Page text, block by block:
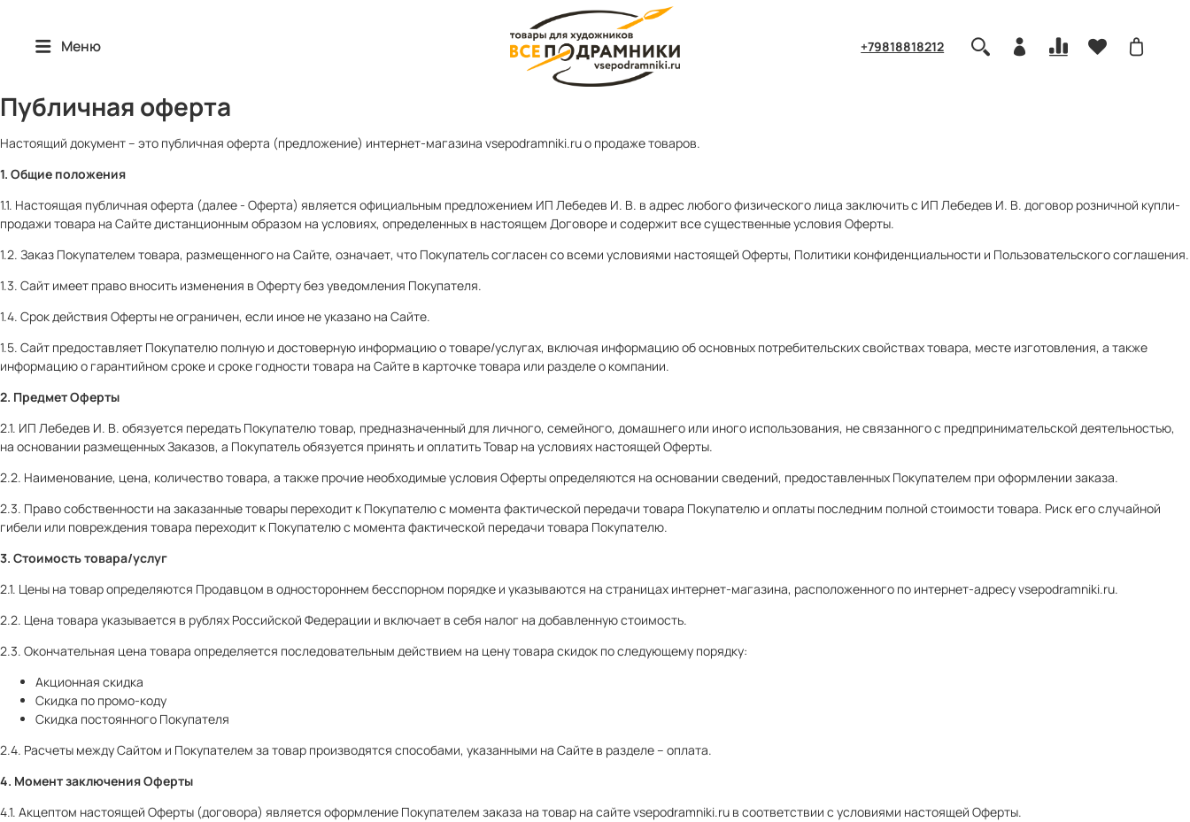
Меню +79818818212
Публичная оферта
Настоящий документ – это публичная оферта (предложение) интернет-магазина vsepodramniki.ru о продаже товаров.
1. Общие положения
1.1. Настоящая публичная оферта (далее - Оферта) является официальным предложением ИП Лебедев И. В. в адрес любого физического лица заключить с ИП Лебедев И. В. договор розничной купли-
продажи товара на Сайте дистанционным образом на условиях, определенных в настоящем Договоре и содержит все существенные условия Оферты.
1.2. Заказ Покупателем товара, размещенного на Сайте, означает, что Покупатель согласен со всеми условиями настоящей Оферты, Политики конфиденциальности и Пользовательского соглашения.
1.3. Сайт имеет право вносить изменения в Оферту без уведомления Покупателя.
1.4. Срок действия Оферты не ограничен, если иное не указано на Сайте.
1.5. Сайт предоставляет Покупателю полную и достоверную информацию о товаре/услугах, включая информацию об основных потребительских свойствах товара, месте изготовления, а также
информацию о гарантийном сроке и сроке годности товара на Сайте в карточке товара или разделе о компании.
2. Предмет Оферты
2.1. ИП Лебедев И. В. обязуется передать Покупателю товар, предназначенный для личного, семейного, домашнего или иного использования, не связанного с предпринимательской деятельностью,
на основании размещенных Заказов, а Покупатель обязуется принять и оплатить Товар на условиях настоящей Оферты.
2.2. Наименование, цена, количество товара, а также прочие необходимые условия Оферты определяются на основании сведений, предоставленных Покупателем при оформлении заказа.
2.3. Право собственности на заказанные товары переходит к Покупателю с момента фактической передачи товара Покупателю и оплаты последним полной стоимости товара. Риск его случайной
гибели или повреждения товара переходит к Покупателю с момента фактической передачи товара Покупателю.
3. Стоимость товара/услуг
2.1. Цены на товар определяются Продавцом в одностороннем бесспорном порядке и указываются на страницах интернет-магазина, расположенного по интернет-адресу vsepodramniki.ru.
2.2. Цена товара указывается в рублях Российской Федерации и включает в себя налог на добавленную стоимость.
2.3. Окончательная цена товара определяется последовательным действием на цену товара скидок по следующему порядку:
Акционная скидка
Скидка по промо-коду
Скидка постоянного Покупателя
2.4. Расчеты между Сайтом и Покупателем за товар производятся способами, указанными на Сайте в разделе – оплата.
4. Момент заключения Оферты
4.1. Акцептом настоящей Оферты (договора) является оформление Покупателем заказа на товар на сайте vsepodramniki.ru в соответствии с условиями настоящей Оферты.